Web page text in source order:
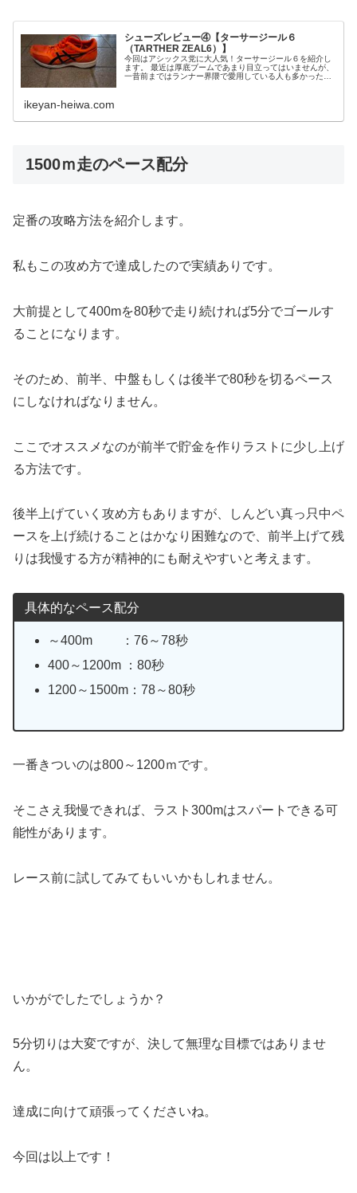
シューズレビュー④【ターサージール６
（TARTHER ZEAL6）】
今回はアシックス党に大人気！ターサージール６を紹介し
ます。 最近は厚底ブームであまり目立ってはいませんが、
一昔前まではランナー界隈で愛用している人も多かったタ
ikeyan-heiwa.com
1500ｍ走のペース配分
定番の攻略方法を紹介します。
私もこの攻め方で達成したので実績ありです。
大前提として400mを80秒で走り続ければ5分でゴールす
ることになります。
そのため、前半、中盤もしくは後半で80秒を切るペース
にしなければなりません。
ここでオススメなのが前半で貯金を作りラストに少し上げ
る方法です。
後半上げていく攻め方もありますが、しんどい真っ只中ペ
ースを上げ続けることはかなり困難なので、前半上げて残
りは我慢する方が精神的にも耐えやすいと考えます。
具体的なペース配分
～400m ：76～78秒
400～1200m ：80秒
1200～1500m：78～80秒
一番きついのは800～1200ｍです。
そこさえ我慢できれば、ラスト300mはスパートできる可
能性があります。
レース前に試してみてもいいかもしれません。
いかがでしたでしょうか？
5分切りは大変ですが、決して無理な目標ではありませ
ん。
達成に向けて頑張ってくださいね。
今回は以上です！